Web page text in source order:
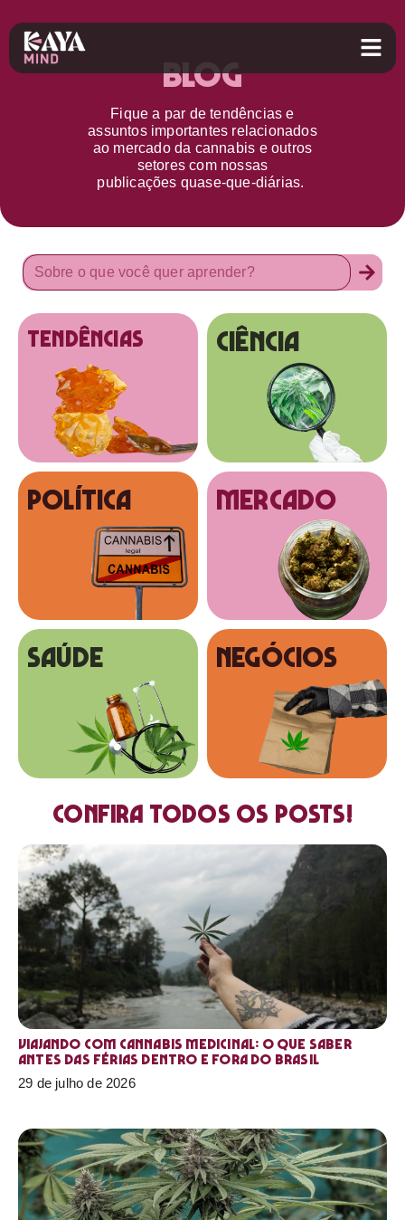
Blog
Fique a par detendências e
assuntos importantes relacionados
ao mercado da cannabis e outros
setorescom nossas
publicações quase-que-diárias.
tendências Ciência
Política MERCADO
SAÚDE NEGÓCIOS
Confira todos os posts!
Viajando com cannabis medicinal: o que saber
antes das férias dentro e fora do Brasil
29 de julho de 2026